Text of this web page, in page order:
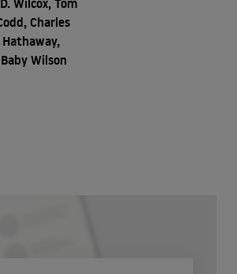
Wilcox, Tom
Charles
Wilson